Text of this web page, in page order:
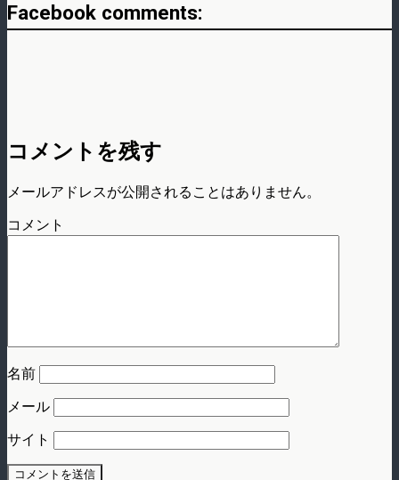
Facebook comments:
コメントを残す
メールアドレスが公開されることはありません。
コメント
名前
メール
サイト